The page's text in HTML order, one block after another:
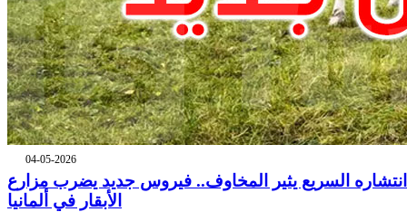
04-05-2026
انتشاره السريع يثير المخاوف.. فيروس جديد يضرب مزارع
الأبقار في ألمانيا